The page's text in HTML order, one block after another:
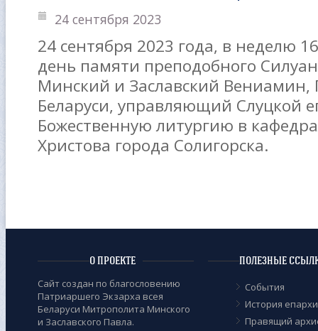
24 сентября 2023
24 сентября 2023 года, в неделю
день памяти преподобного
Минский и Заславский Вениамин,
Беларуси, управляющий Слуцкой
Божественную литургию в
Христова города Солигорска.
О ПРОЕКТЕ
Сайт создан по благословению
Патриаршего Экзарха всея
Беларуси Митрополита Минского
и Заславского Павла.
ПОЛЕЗНЫЕ
События
История
Правящий